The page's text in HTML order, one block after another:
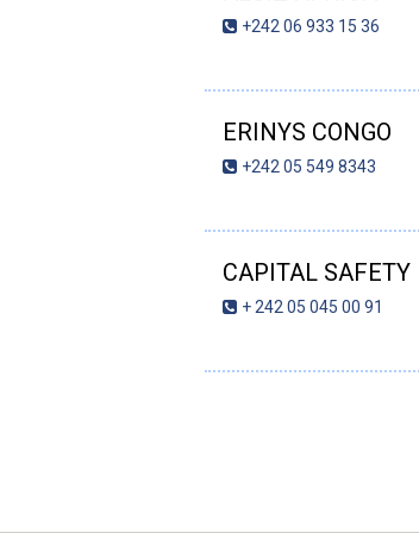
+242 06 933 15 36
ERINYS CONGO
+242 05 549 8343
CAPITAL SAFETY
+ 242 05 045 00 91